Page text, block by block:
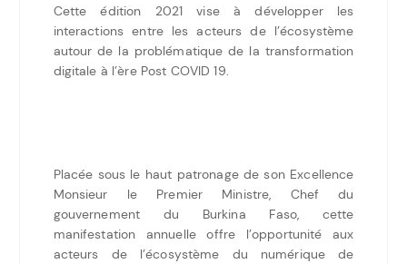
Cette édition 2021 vise à développer les
interactions entre les acteurs de l’écosystème
autour de la problématique de la transformation
digitale à l’ère Post COVID 19.
Placée sous le haut patronage de son Excellence
Monsieur le Premier Ministre, Chef du
gouvernement du Burkina Faso, cette
manifestation annuelle offre l’opportunité aux
acteurs de l’écosystème du numérique de